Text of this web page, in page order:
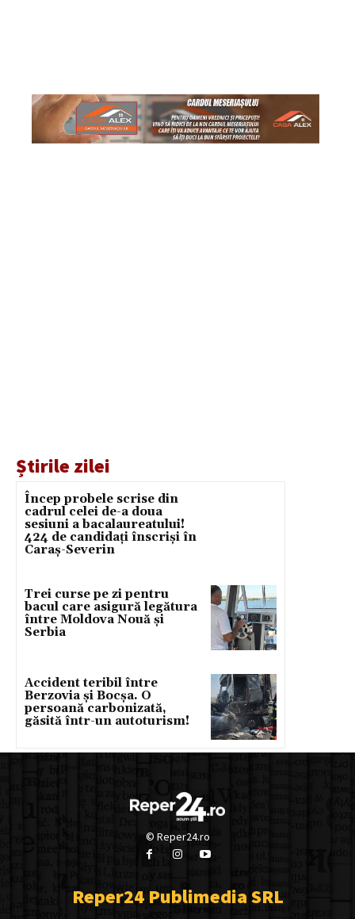
Știrile zilei
Încep probele scrise din
cadrul celei de-a doua
sesiuni a bacalaureatului!
424 de candidați înscriși în
Caraș-Severin
Trei curse pe zi pentru
bacul care asigură legătura
între Moldova Nouă și
Serbia
Accident teribil între
Berzovia și Bocșa. O
persoană carbonizată,
găsită într-un autoturism!
© Reper24.ro
Reper24 Publimedia SRL